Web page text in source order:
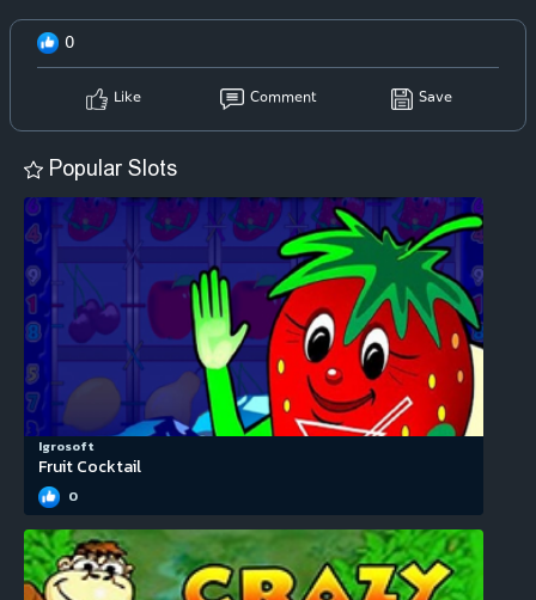
0
Like Comment Save
Popular Slots
Igrosoft
Fruit Cocktail
0